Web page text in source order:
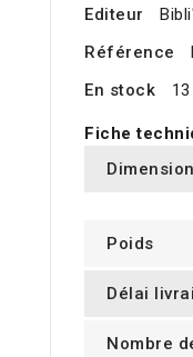
Editeur
Référence
En stock
Fiche
Poids
Délai
Nombre